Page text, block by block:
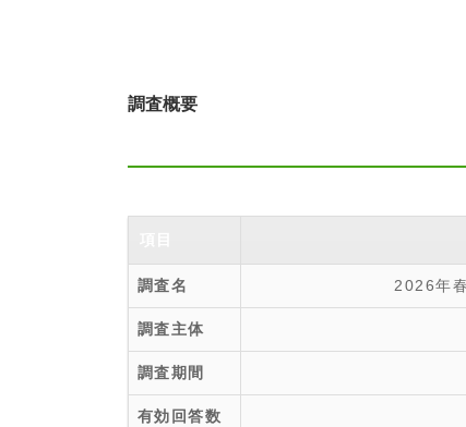
調査概要
調査名 2026年
調査主体
調査期間
有効回答数